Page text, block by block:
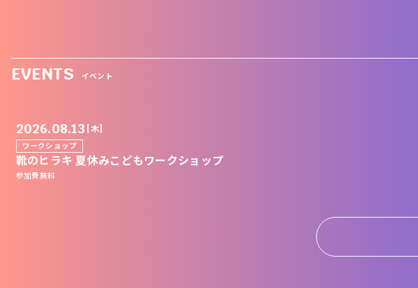
EVENTS イベント
2026.08.13 [木]
ワークショップ
靴のヒラキ 夏休みこどもワークショップ
参加費無料